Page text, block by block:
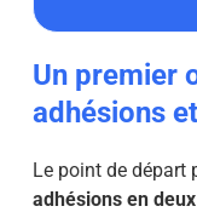
Un premier
adhésions
Le point de départ
adhésions en